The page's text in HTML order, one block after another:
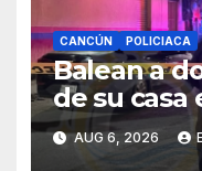
CANCÚN POLICIACA
Balean a
de su casa
AUG 6, 2026